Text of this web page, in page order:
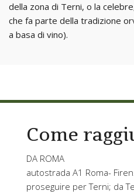
della zona di Terni, o la
che fa parte della tradizione
a basa di vino).
Come
DA ROMA
autostrada A1 Roma-
proseguire per Terni; da